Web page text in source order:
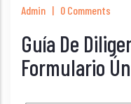
Admin | 0 Comments
Guía De
Formulario